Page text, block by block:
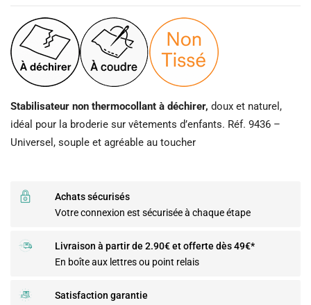
Stabilisateur non thermocollant à déchirer, doux et naturel,
idéal pour la broderie sur vêtements d’enfants. Réf. 9436 –
Universel, souple et agréable au toucher
Achats sécurisés
Votre connexion est sécurisée à chaque étape
Livraison à partir de 2.90€ et offerte dès 49€*
En boîte aux lettres ou point relais
Satisfaction garantie